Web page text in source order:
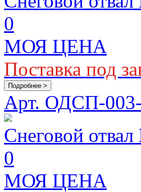
0
МОЯ ЦЕНА
Поставка под
Подробнее >
Арт. ОДСП-
Снеговой
0
МОЯ ЦЕНА